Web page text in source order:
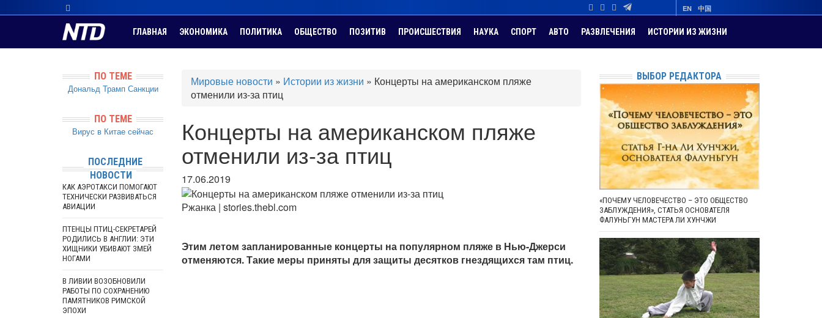
EN 中国
ГЛАВНАЯ ЭКОНОМИКА ПОЛИТИКА ОБЩЕСТВО ПОЗИТИВ ПРОИСШЕСТВИЯ НАУКА СПОРТ АВТО РАЗВЛЕЧЕНИЯ ИСТОРИИ ИЗ ЖИЗНИ
Мировые новости » Истории из жизни » Концерты на американском пляже
отменили из-за птиц
Концерты на американском пляже
отменили из-за птиц
17.06.2019
Ржанка | stories.thebl.com
Этим летом запланированные концерты на популярном пляже в Нью-Джерси
отменяются. Такие меры приняты для защиты десятков гнездящихся там птиц.
ПО ТЕМЕ
Дональд Трамп Санкции
ПО ТЕМЕ
Вирус в Китае сейчас
ПОСЛЕДНИЕ
НОВОСТИ
КАК АЭРОТАКСИ ПОМОГАЮТ
ТЕХНИЧЕСКИ РАЗВИВАТЬСЯ
АВИАЦИИ
ПТЕНЦЫ ПТИЦ-СЕКРЕТАРЕЙ
РОДИЛИСЬ В АНГЛИИ: ЭТИ
ХИЩНИКИ УБИВАЮТ ЗМЕЙ
НОГАМИ
В ЛИВИИ ВОЗОБНОВИЛИ
РАБОТЫ ПО СОХРАНЕНИЮ
ПАМЯТНИКОВ РИМСКОЙ
ЭПОХИ
ВЫБОР РЕДАКТОРА
«ПОЧЕМУ ЧЕЛОВЕЧЕСТВО – ЭТО ОБЩЕСТВО
ЗАБЛУЖДЕНИЯ», СТАТЬЯ ОСНОВАТЕЛЯ
ФАЛУНЬГУН МАСТЕРА ЛИ ХУНЧЖИ